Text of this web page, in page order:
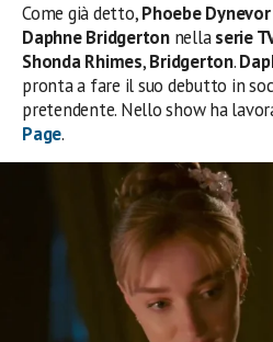
Come già detto,Phoebe Dynevor
Daphne Bridgertonnellaserie
Shonda Rhimes,Bridgerton.
pronta a fare il suo debutto in
pretendente. Nello show ha
Page.